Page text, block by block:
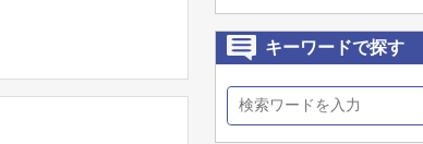
キーワードで探す